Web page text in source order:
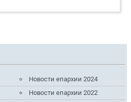
Новости епархии 2024
Новости епархии 2022